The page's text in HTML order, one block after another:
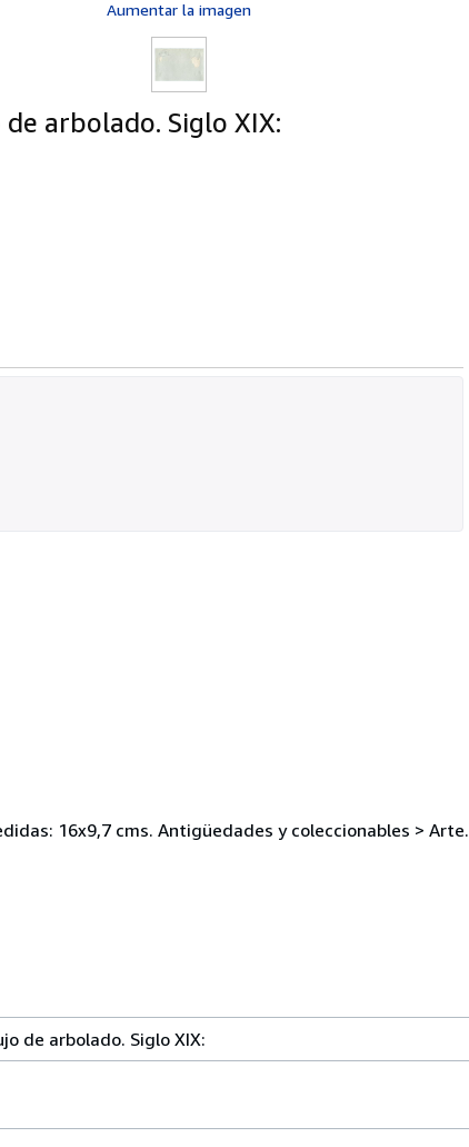
Aumentar la imagen
arbolado. Siglo XIX:
16x9,7 cms. Antigüedades y coleccionables > Arte.
de arbolado. Siglo XIX: